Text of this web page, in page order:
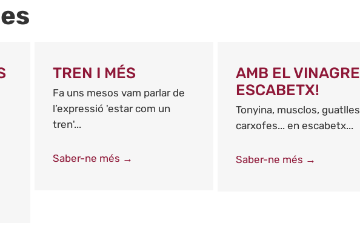
TREN I MÉS
Fa uns mesos vam parlar de
l’expressió 'estar com un
tren'...
Saber-ne més →
AMB EL
ESCABETX!
Tonyina, musclos,
carxofes... en escabetx...
Saber-ne més →